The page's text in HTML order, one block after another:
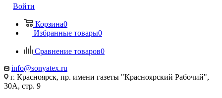
Войти
Корзина0
Избранные товары0
Сравнение товаров0
info@sonyatex.ru
г. Красноярск, пр. имени газеты "Красноярский Рабочий",
30А, стр. 9